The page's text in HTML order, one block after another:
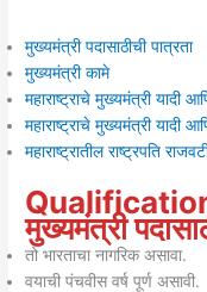
मुख्यमंत्री पदासाठीची पात्रता
मुख्यमंत्री कामे
महाराष्ट्राचे मुख्यमंत्री यादी
महाराष्ट्राचे मुख्यमंत्री यादी
महाराष्ट्रातील राष्ट्रपति
मुख्यमंत्री
तो भारताचा नागरिक असावा.
वयाची पंचवीस वर्ष पूर्ण असावी.